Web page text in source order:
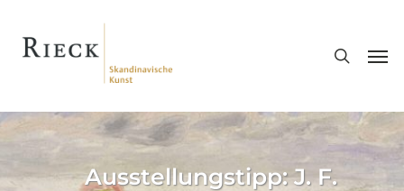
Ausstellungstipp: J. F.